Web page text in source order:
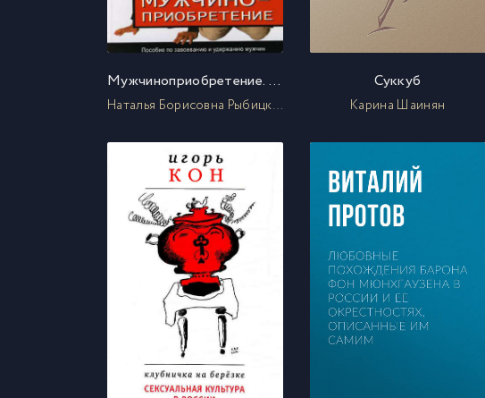
Мужчиноприобретение. Пособие по завоеванию и удержанию мужчин
Наталья Борисовна Рыбицкая
Суккуб
Карина Шаинян